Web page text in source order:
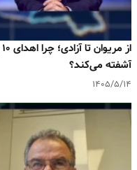
آشفته می‌کند؟
۱۴۰۵/۵/۱۴